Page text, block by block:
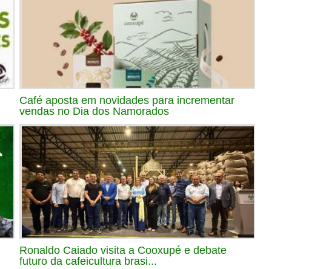
Café aposta em novidades para incrementar
vendas no Dia dos Namorados
Ronaldo Caiado visita a Cooxupé e debate
futuro da cafeicultura brasi...